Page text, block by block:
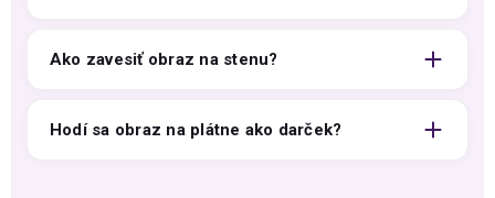
Ako zavesiť obraz na stenu?
Hodí sa obraz na plátne ako darček?